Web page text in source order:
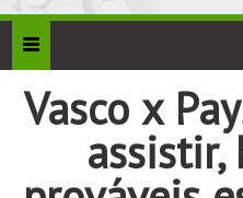
Vasco x
assistir,